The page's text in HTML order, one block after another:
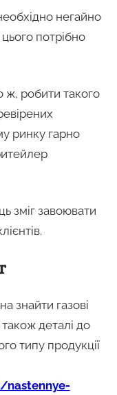
негайно
потрібно
ж, робити такого
ринку гарно
зміг завоювати
знайти газові
деталі до
типу продукції